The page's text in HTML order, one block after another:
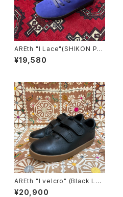
AREth "I Lace"(SHIKON PU
RPLE)
¥19,580
AREth "I velcro" (Black Lea
ther Gum)
¥20,900